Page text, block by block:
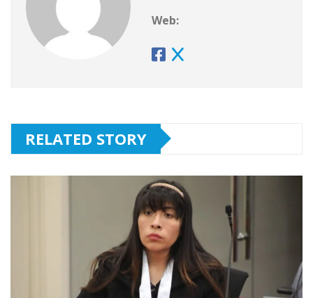
Web:
RELATED STORY